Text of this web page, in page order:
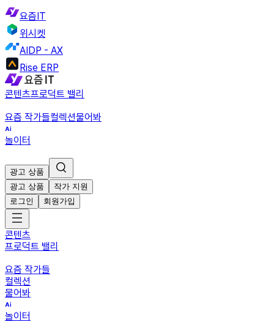
요즘IT
위시켓
AIDP - AX
Rise ERP
콘텐츠프로덕트 밸리
요즘 작가들컬렉션물어봐
놀이터
광고 상품
광고 상품
작가 지원
로그인
회원가입
콘텐츠
프로덕트 밸리
요즘 작가들
컬렉션
물어봐
놀이터